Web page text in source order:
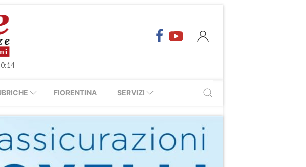
FIORENTINA SERVIZI